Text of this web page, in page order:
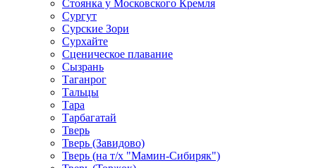
Стоянка у Московского Кремля
Сургут
Сурские Зори
Сурхайте
Сценическое плавание
Сызрань
Таганрог
Тальцы
Тара
Тарбагатай
Тверь
Тверь (Завидово)
Тверь (на т/х "Мамин-Сибиряк")